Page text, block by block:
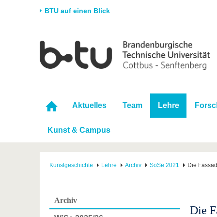
BTU auf einen Blick
Universität
Karriere & Engagement
Strukturwandel
Forschung
Förderung
Wissenschaftlicher
Im
Aktuelles Team Lehre
Kunst & Campus
Kunstgeschichte Lehre Archiv SoSe 2021 Die
Archiv
Die